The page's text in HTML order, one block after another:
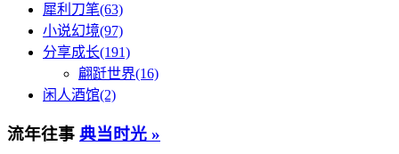
犀利刀笔(63)
小说幻境(97)
分享成长(191)
翩跹世界(16)
闲人酒馆(2)
流年往事 典当时光 »